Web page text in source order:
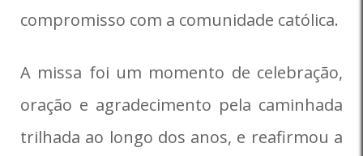
compromisso com a comunidade católica.
A missa foi um momento de celebração,
oração e agradecimento pela caminhada
trilhada ao longo dos anos, e reafirmou a